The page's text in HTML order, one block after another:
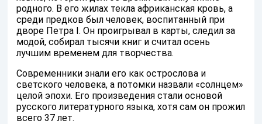
родного. В его жилах текла африканская кровь, а
среди предков был человек, воспитанный при
дворе Петра I. Он проигрывал в карты, следил за
модой, собирал тысячи книг и считал осень
лучшим временем для творчества.
Современники знали его как острослова и
светского человека, а потомки назвали «солнцем»
целой эпохи. Его произведения стали основой
русского литературного языка, хотя сам он прожил
всего 37 лет.